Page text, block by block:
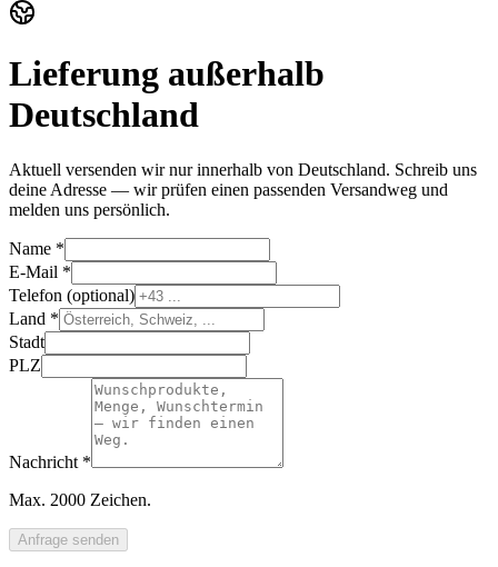
Lieferung außerhalb
Deutschland
Aktuell versenden wir nur innerhalb von Deutschland. Schreib uns
deine Adresse — wir prüfen einen passenden Versandweg und
melden uns persönlich.
Name *
E-Mail *
Telefon (optional)
Land *
Stadt
PLZ
Nachricht *
Max. 2000 Zeichen.
Anfrage senden